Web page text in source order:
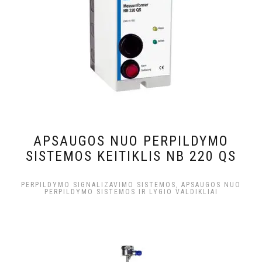
APSAUGOS NUO PERPILDYMO
SISTEMOS KEITIKLIS NB 220 QS
PERPILDYMO SIGNALIZAVIMO SISTEMOS, APSAUGOS NUO
PERPILDYMO SISTEMOS IR LYGIO VALDIKLIAI